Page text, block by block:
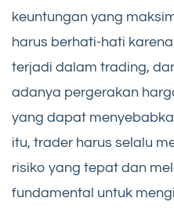
keuntungan yang
harus berhati-hati
terjadi dalam trading,
adanya pergerakan
yang dapat
itu, trader harus selalu
risiko yang tepat dan
fundamental untuk